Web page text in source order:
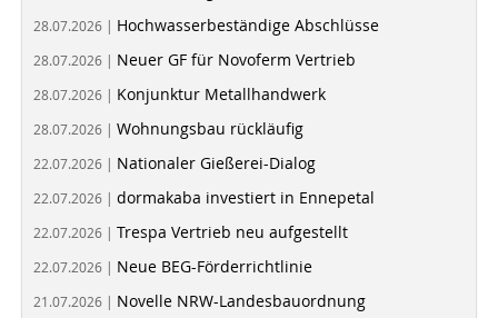
28.07.2026 | Hochwasserbeständige Abschlüsse
28.07.2026 | Neuer GF für Novoferm Vertrieb
28.07.2026 | Konjunktur Metallhandwerk
28.07.2026 | Wohnungsbau rückläufig
22.07.2026 | Nationaler Gießerei-Dialog
22.07.2026 | dormakaba investiert in Ennepetal
22.07.2026 | Trespa Vertrieb neu aufgestellt
22.07.2026 | Neue BEG-Förderrichtlinie
21.07.2026 | Novelle NRW-Landesbauordnung